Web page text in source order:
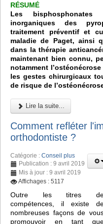
RÉSUMÉ
Les
inorganiques des
traitement préventif et
maladie de Paget, ainsi
dans la thérapie
maintenant bien connu,
notamment
les gestes chirurgicaux
de risque de
Lire la suite...
Comment refléter
orthodontiste ?
Catégorie : Conseil plus
Publication : 9 avril 2019
Mis à jour : 9 avril 2019
Affichages : 5117
Outre les titres
compétences, il existe
nombreuses façons de
promouvoir en tant